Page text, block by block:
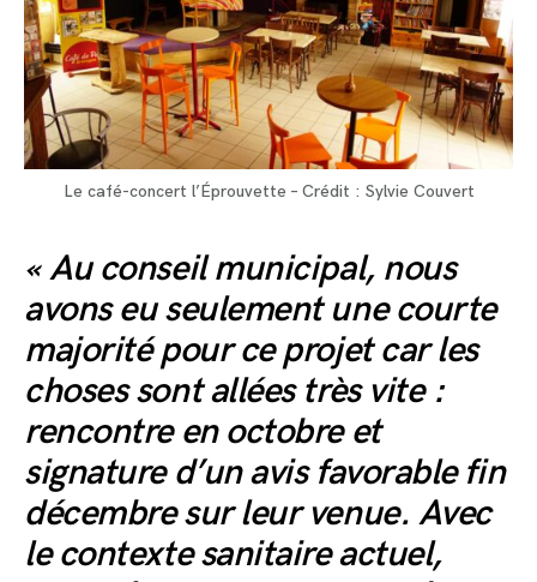
Le café-concert l’Éprouvette – Crédit : Sylvie Couvert
« Au conseil municipal, nous
avons eu seulement une courte
majorité pour ce projet car les
choses sont allées très vite :
rencontre en octobre et
signature d’un avis favorable fin
décembre sur leur venue. Avec
le contexte sanitaire actuel,